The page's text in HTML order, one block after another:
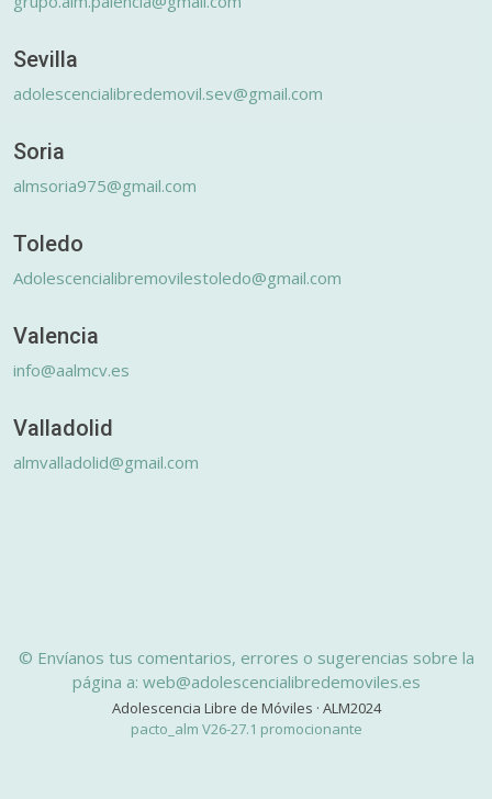
Sevilla
adolescencialibredemovil.sev@gmail.com
Soria
almsoria975@gmail.com
Toledo
Adolescencialibremovilestoledo@gmail.com
Valencia
info@aalmcv.es
Valladolid
almvalladolid@gmail.com
© Envíanos tus comentarios, errores o sugerencias sobre la
página a: web@adolescencialibredemoviles.es
Adolescencia Libre de Móviles · ALM2024
pacto_alm V26-27.1 promocionante